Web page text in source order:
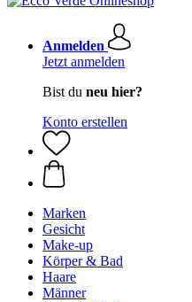
Anmelden
Jetzt anmelden
Bist du neu hier?
Konto erstellen
Marken
Gesicht
Make-up
Körper & Bad
Haare
Männer